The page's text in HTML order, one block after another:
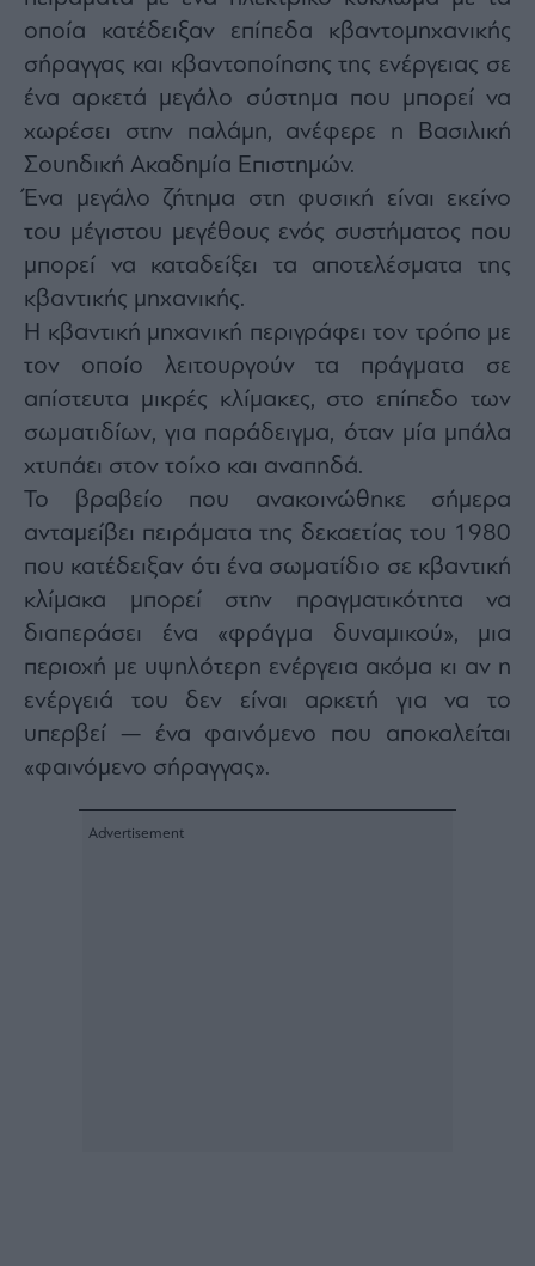
οποία κατέδειξαν επίπεδα κβαντομηχανικής
σήραγγας και κβαντοποίησης της ενέργειας σε
ένα αρκετά μεγάλο σύστημα που μπορεί να
χωρέσει στην παλάμη, ανέφερε η Βασιλική
Σουηδική Ακαδημία Επιστημών.
Ένα μεγάλο ζήτημα στη φυσική είναι εκείνο
του μέγιστου μεγέθους ενός συστήματος που
μπορεί να καταδείξει τα αποτελέσματα της
κβαντικής μηχανικής.
Η κβαντική μηχανική περιγράφει τον τρόπο με
τον οποίο λειτουργούν τα πράγματα σε
απίστευτα μικρές κλίμακες, στο επίπεδο των
σωματιδίων, για παράδειγμα, όταν μία μπάλα
χτυπάει στον τοίχο και αναπηδά.
Το βραβείο που ανακοινώθηκε σήμερα
ανταμείβει πειράματα της δεκαετίας του 1980
που κατέδειξαν ότι ένα σωματίδιο σε κβαντική
κλίμακα μπορεί στην πραγματικότητα να
διαπεράσει ένα «φράγμα δυναμικού», μια
περιοχή με υψηλότερη ενέργεια ακόμα κι αν η
ενέργειά του δεν είναι αρκετή για να το
υπερβεί — ένα φαινόμενο που αποκαλείται
«φαινόμενο σήραγγας».